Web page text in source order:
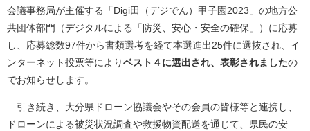
会議事務局が主催する「Digi田（デジでん）甲子園2023」の地方公
共団体部門（デジタルによる「防災、安心・安全の確保」）に応募
し、応募総数97件から書類選考を経て本選進出25件に選抜され、イ
ンターネット投票等によりベスト４に選出され、表彰されましたの
でお知らせします。
引き続き、大分県ドローン協議会やその会員の皆様等と連携し、
ドローンによる被災状況調査や救援物資配送を通じて、県民の安